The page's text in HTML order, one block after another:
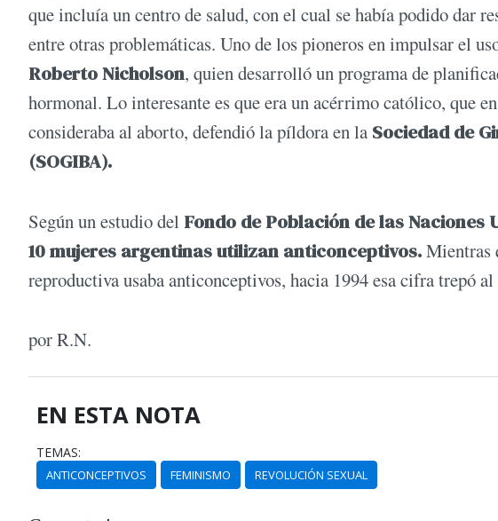
que incluía un centro de salud, con el cual se había podido dar
entre otras problemáticas. Uno de los pioneros en impulsar el
Roberto Nicholson, quien desarrolló un programa de
hormonal. Lo interesante es que era un acérrimo católico, que
consideraba al aborto, defendió la píldora en la Sociedad de
(SOGIBA).
Según un estudio del Fondo de Población de las Naciones
10 mujeres argentinas utilizan anticonceptivos.Mientras
reproductiva usaba anticonceptivos, hacia 1994 esa cifra trepó
por R.N.
EN ESTA NOTA
TEMAS:
ANTICONCEPTIVOS FEMINISMO REVOLUCIÓN SEXUAL